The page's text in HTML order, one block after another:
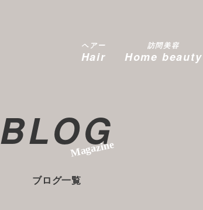
ヘアー
Hair
訪問美容
Home beauty
BLOG
Magazine
ブログ一覧